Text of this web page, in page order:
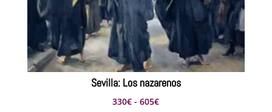
Sevilla: Los nazarenos
330€ - 605€Rango